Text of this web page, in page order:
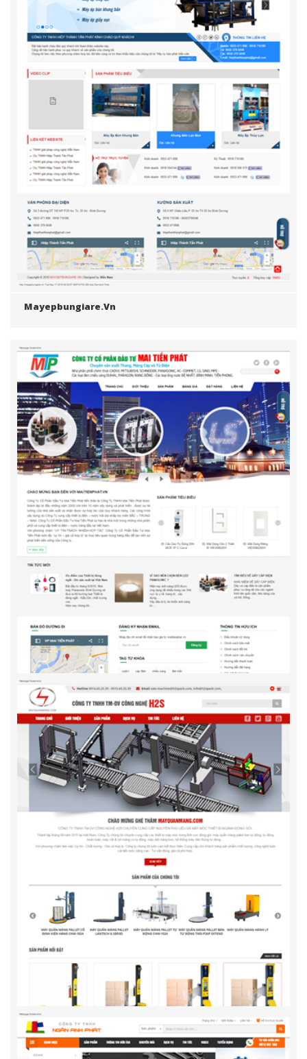
Mayepbungiare.vn
Maitienphat.vn